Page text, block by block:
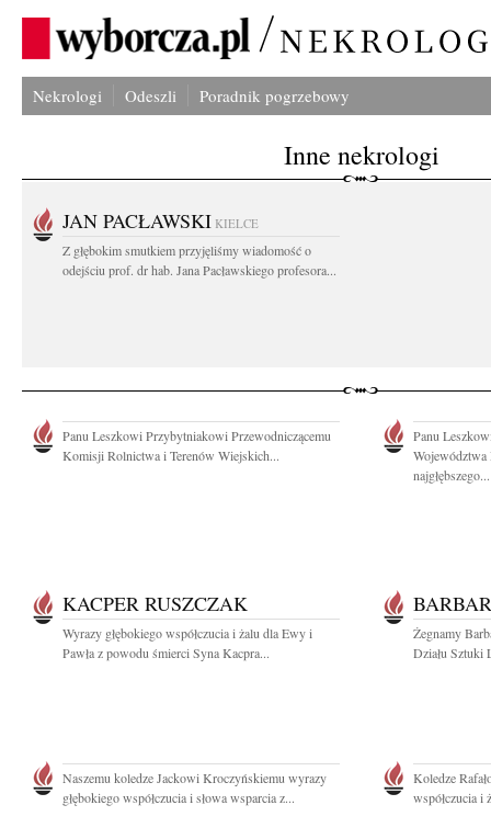
Nekrologi Odeszli Poradnik pogrzebowy
Inne nekrologi
JAN PACŁAWSKI KIELCE
Z głębokim smutkiem przyjęliśmy wiadomość o
odejściu prof. dr hab. Jana Pacławskiego profesora...
Panu Leszkowi Przybytniakowi Przewodniczącemu
Komisji Rolnictwa i Terenów Wiejskich...
Panu
najgłębszego...
KACPER RUSZCZAK
Wyrazy głębokiego współczucia i żalu dla Ewy i
Pawła z powodu śmierci Syna Kacpra...
Żegnamy
Działu Sztuki
Naszemu koledze Jackowi Kroczyńskiemu wyrazy
głębokiego współczucia i słowa wsparcia z...
Koledze
współczucia i